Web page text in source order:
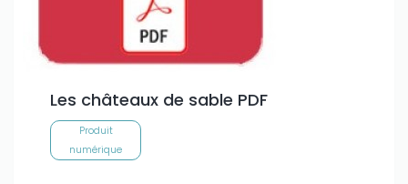
Les châteaux de sable PDF
Produit
numérique